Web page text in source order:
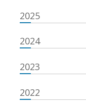
2025
2024
2023
2022